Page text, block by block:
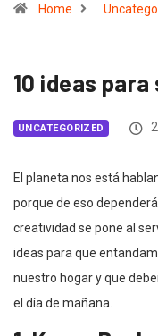
Home
10 ideas
UNCATEGORIZED
El planeta nos está
porque de eso
creatividad se pone al
ideas para que
nuestro hogar y que
el día de mañana.